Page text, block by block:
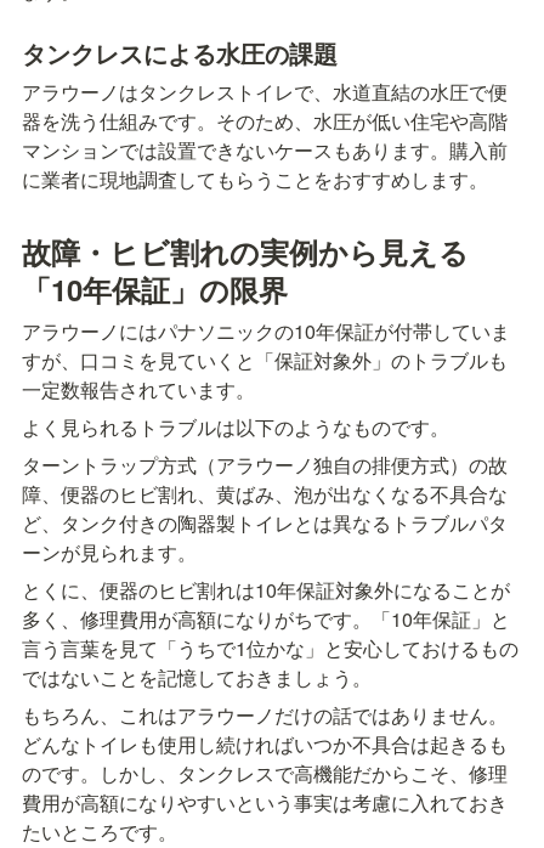
タンクレスによる水圧の課題
アラウーノはタンクレストイレで、水道直結の水圧で便
器を洗う仕組みです。そのため、水圧が低い住宅や高階
マンションでは設置できないケースもあります。購入前
に業者に現地調査してもらうことをおすすめします。
故障・ヒビ割れの実例から見える
「10年保証」の限界
アラウーノにはパナソニックの10年保証が付帯していま
すが、口コミを見ていくと「保証対象外」のトラブルも
一定数報告されています。
よく見られるトラブルは以下のようなものです。
ターントラップ方式（アラウーノ独自の排便方式）の故
障、便器のヒビ割れ、黄ばみ、泡が出なくなる不具合な
ど、タンク付きの陶器製トイレとは異なるトラブルパタ
ーンが見られます。
とくに、便器のヒビ割れは10年保証対象外になることが
多く、修理費用が高額になりがちです。「10年保証」と
言う言葉を見て「うちで1位かな」と安心しておけるもの
ではないことを記憶しておきましょう。
もちろん、これはアラウーノだけの話ではありません。
どんなトイレも使用し続ければいつか不具合は起きるも
のです。しかし、タンクレスで高機能だからこそ、修理
費用が高額になりやすいという事実は考慮に入れておき
たいところです。